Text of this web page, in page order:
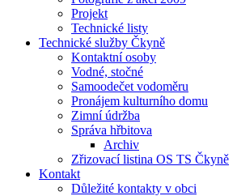
Projekt
Technické listy
Technické služby Čkyně
Kontaktní osoby
Vodné, stočné
Samoodečet vodoměru
Pronájem kulturního domu
Zimní údržba
Správa hřbitova
Archiv
Zřizovací listina OS TS Čkyně
Kontakt
Důležité kontakty v obci